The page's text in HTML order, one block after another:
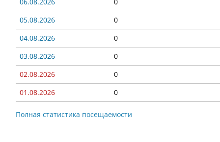
05.08.2026
0
04.08.2026
0
03.08.2026
0
02.08.2026
0
01.08.2026
0
Полная статистика посещаемости